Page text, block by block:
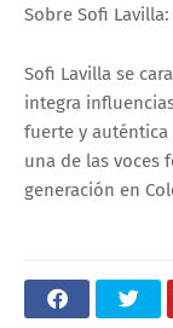
Sobre Sofi Lavilla:
Sofi Lavilla se
integra
fuerte y
una de las voces
generación en